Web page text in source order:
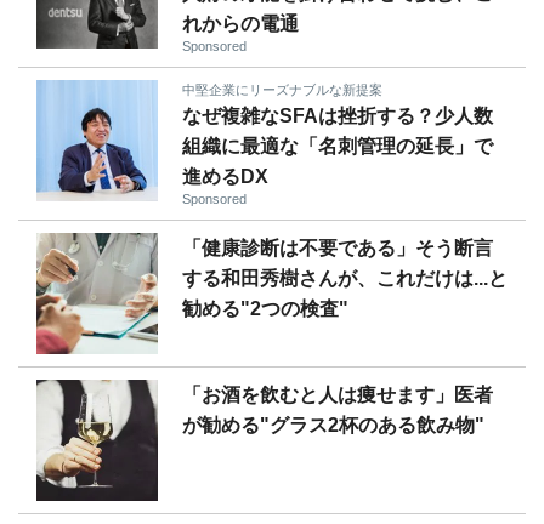
れからの電通
Sponsored
中堅企業にリーズナブルな新提案
なぜ複雑なSFAは挫折する？少人数
組織に最適な「名刺管理の延長」で
進めるDX
Sponsored
「健康診断は不要である」そう断言
する和田秀樹さんが、これだけは...と
勧める"2つの検査"
「お酒を飲むと人は痩せます」医者
が勧める"グラス2杯のある飲み物"